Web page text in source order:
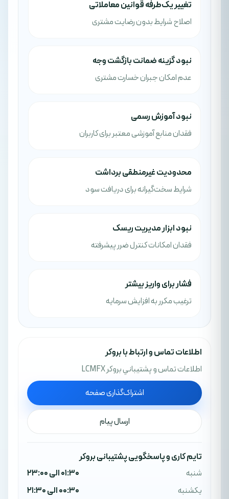
تغییر یک‌طرفه قوانین معاملاتی
اصلاح شرایط بدون رضایت مشتری
نبود گزینه ضمانت بازگشت وجه
عدم امکان جبران خسارت مشتری
نبود آموزش رسمی
فقدان منابع آموزشی معتبر برای کاربران
محدودیت غیرمنطقی برداشت
شرایط سخت‌گیرانه برای دریافت سود
نبود ابزار مدیریت ریسک
فقدان امکانات کنترل ضرر پیشرفته
فشار برای واریز بیشتر
ترغیب مکرر به افزایش سرمایه
اطلاعات تماس و ارتباط با بروکر
اطلاعات تماس و پشتيباني بروکر LCMFX
اشتراک‌گذاری صفحه
ارسال پیام
تایم کاری و پاسخگویی پشتیبانی بروکر
شنبه
01:30 الی 23:00
یکشنبه
00:30 الی 21:30